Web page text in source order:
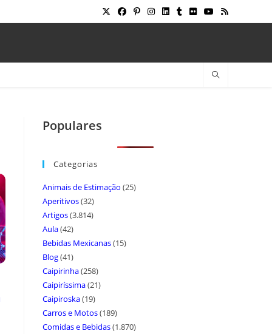
Populares
Categorias
Animais de Estimação (25)
Aperitivos(32)
Artigos(3.814)
Aula(42)
Bebidas Mexicanas(15)
Blog(41)
Caipirinha(258)
Caipiríssima(21)
Caipiroska(19)
Carros e Motos(189)
Comidas e Bebidas(1.870)